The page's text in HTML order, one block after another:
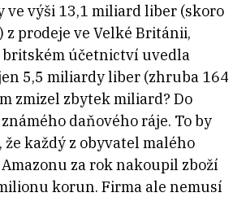
výši 13,1 miliard liber (skoro
z prodeje ve Velké Británii,
britském účetnictví uvedla
5,5 miliardy liber (zhruba 164
zmizel zbytek miliard? Do
daňového ráje. To by
že každý z obyvatel malého
za rok nakoupil zboží
korun. Firma ale nemusí